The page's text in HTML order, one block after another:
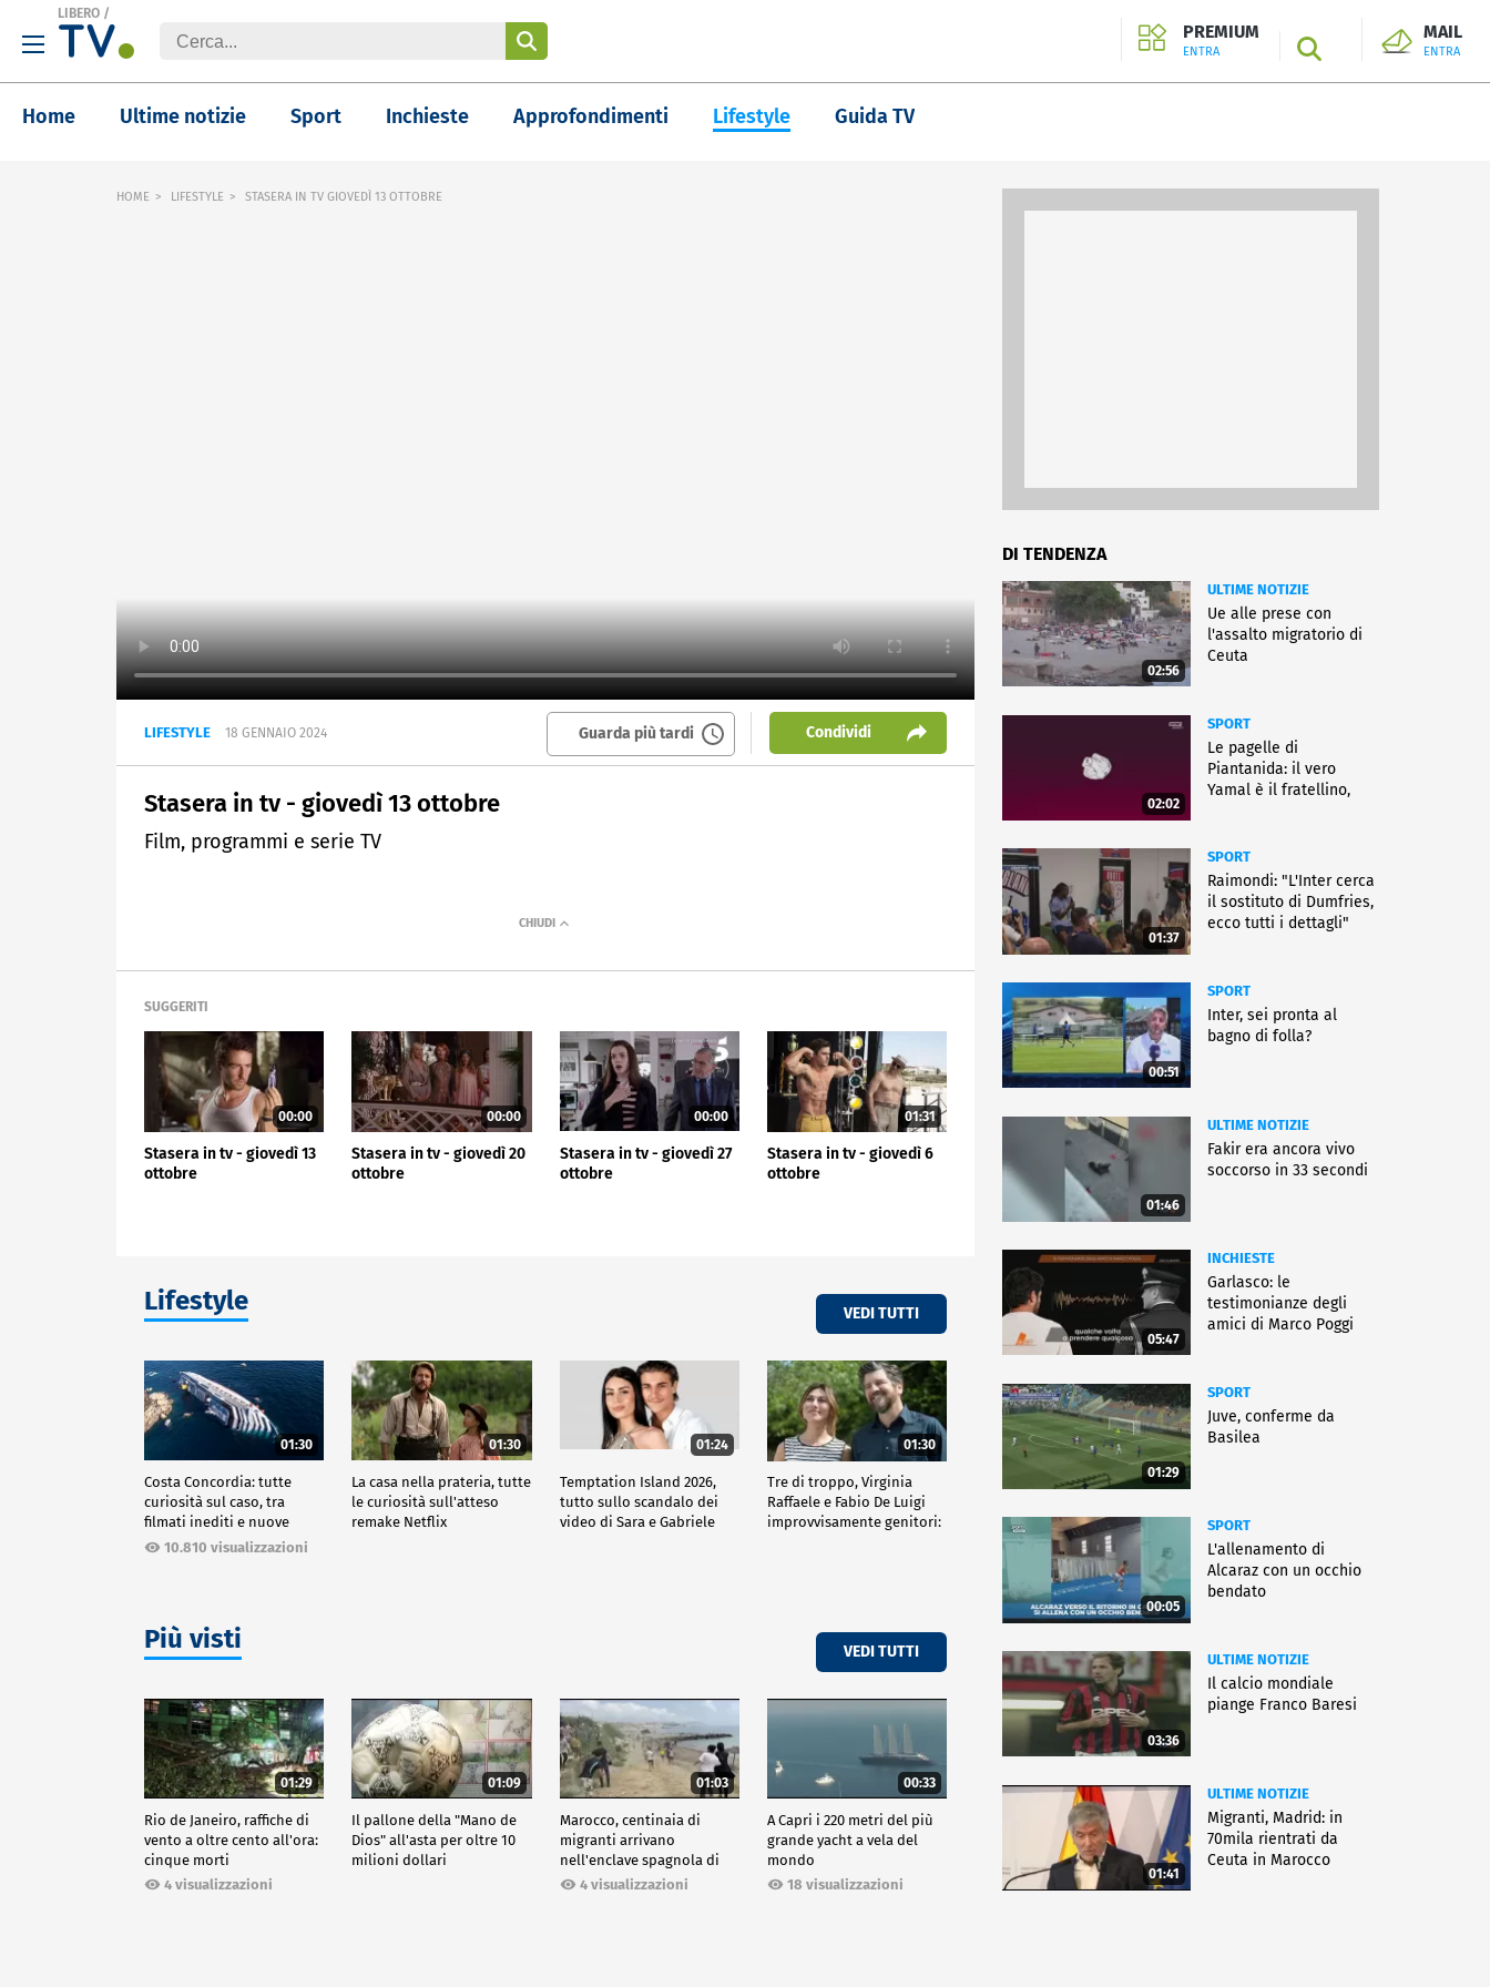
LIBERO /
PREMIUM
ENTRA SEARCH
MAIL
ENTRA
Home Ultime notizie Sport Inchieste Approfondimenti Lifestyle Guida TV
HOME LIFESTYLE STASERA IN TV GIOVEDÌ 13 OTTOBRE
LIFESTYLE 18 GENNAIO 2024 Guarda più tardi Condividi
Stasera in tv - giovedì 13 ottobre
Film, programmi e serie TV
SUGGERITI
00:00
Stasera in tv - giovedì 13
ottobre
00:00
Stasera in tv - giovedì 20
ottobre
00:00
Stasera in tv - giovedì 27
ottobre
01:31
Stasera in tv - giovedì 6
ottobre
Lifestyle VEDI TUTTI
01:30
Costa Concordia: tutte
curiosità sul caso, tra
filmati inediti e nuove
ricostruzioni
10.810 visualizzazioni
01:30
La casa nella prateria, tutte
le curiosità sull'atteso
remake Netflix
01:24
Temptation Island 2026,
tutto sullo scandalo dei
video di Sara e Gabriele
01:30
Tre di troppo, Virginia
Raffaele e Fabio De Luigi
improvvisamente genitori:
Più visti VEDI TUTTI
01:29
Rio de Janeiro, raffiche di
vento a oltre cento all'ora:
cinque morti
4 visualizzazioni
01:09
Il pallone della "Mano de
Dios" all'asta per oltre 10
milioni dollari
01:03
Marocco, centinaia di
migranti arrivano
nell'enclave spagnola di
Ceuta4 visualizzazioni
00:33
A Capri i 220 metri del più
grande yacht a vela del
mondo
18 visualizzazioni
DI TENDENZA
02:56
ULTIME NOTIZIE
Ue alle prese con
l'assalto migratorio di
Ceuta
02:02
SPORT
Le pagelle di
Piantanida: il vero
Yamal è il fratellino,
01:37
SPORT
Raimondi: "L'Inter cerca
il sostituto di Dumfries,
ecco tutti i dettagli"
00:51
SPORT
Inter, sei pronta al
bagno di folla?
01:46
ULTIME NOTIZIE
Fakir era ancora vivo
soccorso in 33 secondi
05:47
INCHIESTE
Garlasco: le
testimonianze degli
amici di Marco Poggi
01:29
SPORT
Juve, conferme da
Basilea
00:05
SPORT
L'allenamento di
Alcaraz con un occhio
bendato
03:36
ULTIME NOTIZIE
Il calcio mondiale
piange Franco Baresi
01:41
ULTIME NOTIZIE
Migranti, Madrid: in
70mila rientrati da
Ceuta in Marocco